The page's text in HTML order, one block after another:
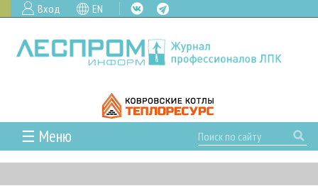
Вход EN
☰ Меню
ГЛАВНАЯ